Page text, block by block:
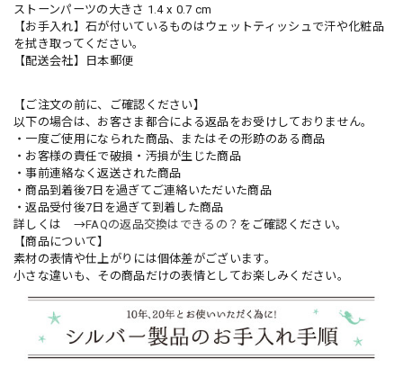
ストーンパーツの大きさ 1.4 x 0.7 cm
【お手入れ】石が付いているものはウェットティッシュで汗や化粧品
を拭き取ってください。
【配送会社】日本郵便
【ご注文の前に、ご確認ください】
以下の場合は、お客さま都合による返品をお受けしておりません。
・一度ご使用になられた商品、またはその形跡のある商品
・お客様の責任で破損・汚損が生じた商品
・事前連絡なく返送された商品
・商品到着後7日を過ぎてご連絡いただいた商品
・返品受付後7日を過ぎて到着した商品
詳しくは →FAQの返品交換はできるの？ をご確認ください。
【商品について】
素材の表情や仕上がりには個体差がございます。
小さな違いも、その商品だけの表情としてお楽しみください。